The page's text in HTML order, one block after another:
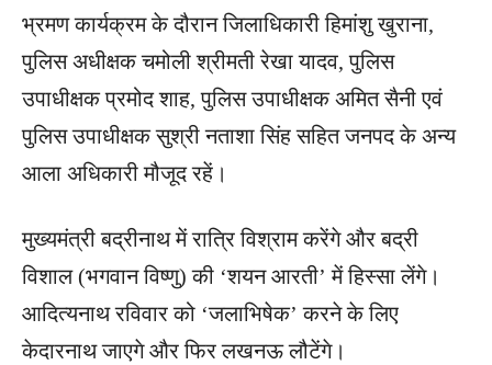
भ्रमण कार्यक्रम के दौरान जिलाधिकारी हिमांशु खुराना,
पुलिस अधीक्षक चमोली श्रीमती रेखा यादव, पुलिस
उपाधीक्षक प्रमोद शाह, पुलिस उपाधीक्षक अमित सैनी एवं
पुलिस उपाधीक्षक सुश्री नताशा सिंह सहित जनपद के अन्य
आला अधिकारी मौजूद रहें।
मुख्यमंत्री बद्रीनाथ में रात्रि विश्राम करेंगे और बद्री
विशाल (भगवान विष्णु) की ‘शयन आरती’ में हिस्सा लेंगे।
आदित्यनाथ रविवार को ‘जलाभिषेक’ करने के लिए
केदारनाथ जाएगे और फिर लखनऊ लौटेंगे।